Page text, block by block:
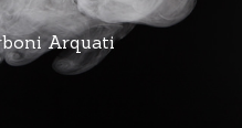
Arquati